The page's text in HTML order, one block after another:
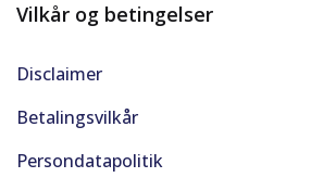
Vilkår og betingelser
Disclaimer
Betalingsvilkår
Persondatapolitik